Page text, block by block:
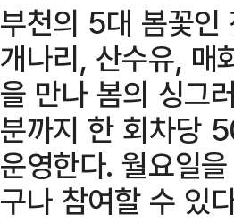
부천의 5대 봄꽃인
개나리, 산수유, 매
을 만나 봄의 싱그
분까지 한 회차당
운영한다. 월요일
구나 참여할 수 있